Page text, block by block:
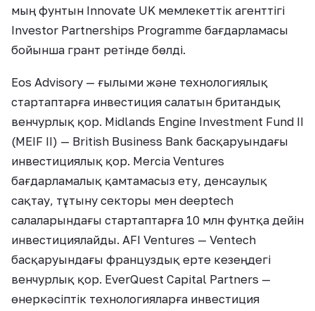
мың фунтын Innovate UK мемлекеттік агенттігі
Investor Partnerships Programme бағдарламасы
бойынша грант ретінде бөлді.
Eos Advisory — ғылыми және технологиялық
стартаптарға инвестиция салатын британдық
венчурлық қор. Midlands Engine Investment Fund II
(MEIF II) — British Business Bank басқаруындағы
инвестициялық қор. Mercia Ventures
бағдарламалық қамтамасыз ету, денсаулық
сақтау, тұтыну секторы мен deeptech
салаларындағы стартаптарға 10 млн фунтқа дейін
инвестициялайды. AFI Ventures — Ventech
басқаруындағы француздық ерте кезеңдегі
венчурлық қор. EverQuest Capital Partners —
өнеркәсіптік технологияларға инвестиция